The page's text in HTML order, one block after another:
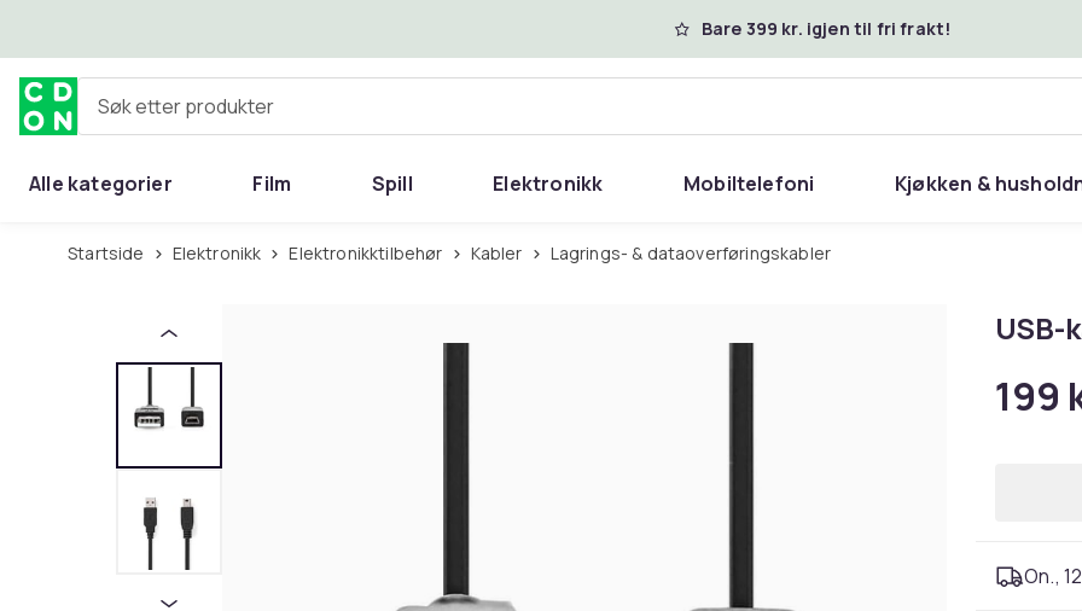
Bare 399 kr. igjen til fri frakt!
Søk etter produkter
Alle kategorier Film Spill Elektronikk Mobiltelefoni Kjøkken &
Startside Elektronikk Elektronikktilbehør Kabler Lagrings- & dataoverføringskabler
USB-
199
On.,